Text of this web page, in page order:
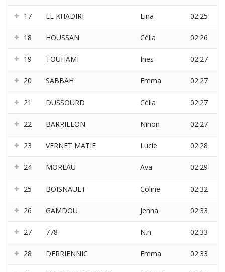
17 EL KHADIRI Lina 02:25
18 HOUSSAN Célia 02:26
19 TOUHAMI Ines 02:27
20 SABBAH Emma 02:27
21 DUSSOURD Célia 02:27
22 BARRILLON Ninon 02:27
23 VERNET MATIE Lucie 02:28
24 MOREAU Ava 02:29
25 BOISNAULT Coline 02:32
26 GAMDOU Jenna 02:33
27 778 N.n. 02:33
28 DERRIENNIC Emma 02:33